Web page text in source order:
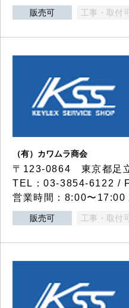
販売可 工事・取付
（有）カワムラ商会
〒123-0864 東京都足
TEL：03-3854-6122 /
営業時間：8:00〜17:00
販売可 工事・取付